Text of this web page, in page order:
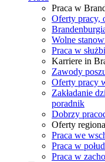
Praca w
Oferty pracy,
Wolne
Praca w
Karriere in
Zawody
Oferty pracy
Zakładanie
poradnik
Dobrzy
Oferty
Praca we
Praca w
Praca w